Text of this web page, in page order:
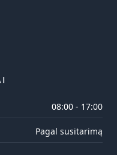
08:00 - 17:00
Pagal susitarimą